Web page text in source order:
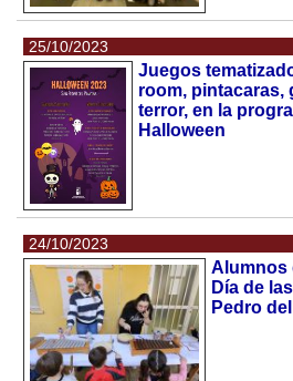
25/10/2023
Juegos
room, pintacaras,
terror, en la
Halloween
24/10/2023
Alumnos
Día de
Pedro